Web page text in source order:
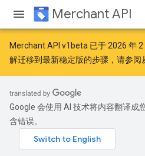
Merchant API
Merchant API v1beta 已于 2026 年
解迁移到最新稳定版的步骤，请参阅
Google 会使用 AI 技术将内容翻译成
含错误。